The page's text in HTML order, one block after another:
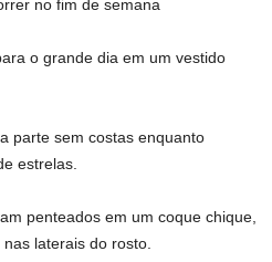
no fim de semana
o grande dia em um vestido
parte sem costas enquanto
estrelas.
penteados em um coque chique,
laterais do rosto.